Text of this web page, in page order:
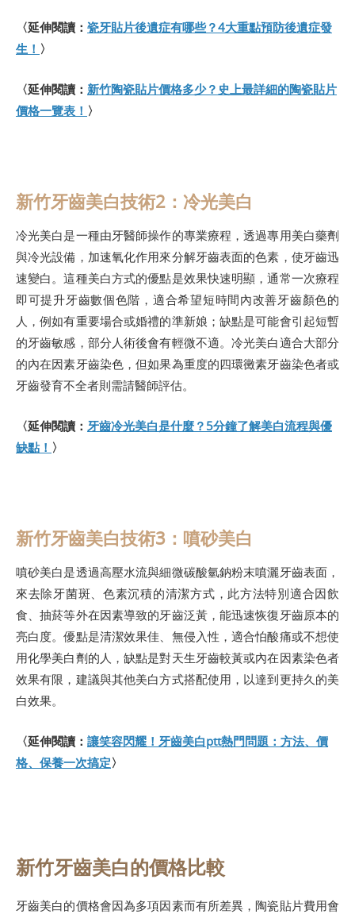
〈延伸閱讀： 瓷牙貼片後遺症有哪些？4大重點預防後遺症發
生！ 〉
〈延伸閱讀： 新竹陶瓷貼片價格多少？史上最詳細的陶瓷貼片
價格一覽表！ 〉
新竹牙齒美白技術2：冷光美白
冷光美白是一種由牙醫師操作的專業療程，透過專用美白藥劑
與冷光設備，加速氧化作用來分解牙齒表面的色素，使牙齒迅
速變白。這種美白方式的優點是效果快速明顯，通常一次療程
即可提升牙齒數個色階，適合希望短時間內改善牙齒顏色的
人，例如有重要場合或婚禮的準新娘；缺點是可能會引起短暫
的牙齒敏感，部分人術後會有輕微不適。冷光美白適合大部分
的內在因素牙齒染色，但如果為重度的四環黴素牙齒染色者或
牙齒發育不全者則需請醫師評估。
〈延伸閱讀： 牙齒冷光美白是什麼？5分鐘了解美白流程與優
缺點！ 〉
新竹牙齒美白技術3：噴砂美白
噴砂美白是透過高壓水流與細微碳酸氫鈉粉末噴灑牙齒表面，
來去除牙菌斑、色素沉積的清潔方式，此方法特別適合因飲
食、抽菸等外在因素導致的牙齒泛黃，能迅速恢復牙齒原本的
亮白度。優點是清潔效果佳、無侵入性，適合怕酸痛或不想使
用化學美白劑的人，缺點是對天生牙齒較黃或內在因素染色者
效果有限，建議與其他美白方式搭配使用，以達到更持久的美
白效果。
〈延伸閱讀： 讓笑容閃耀！牙齒美白ptt熱門問題：方法、價
格、保養一次搞定〉
新竹牙齒美白的價格比較
牙齒美白的價格會因為多項因素而有所差異，陶瓷貼片費用會